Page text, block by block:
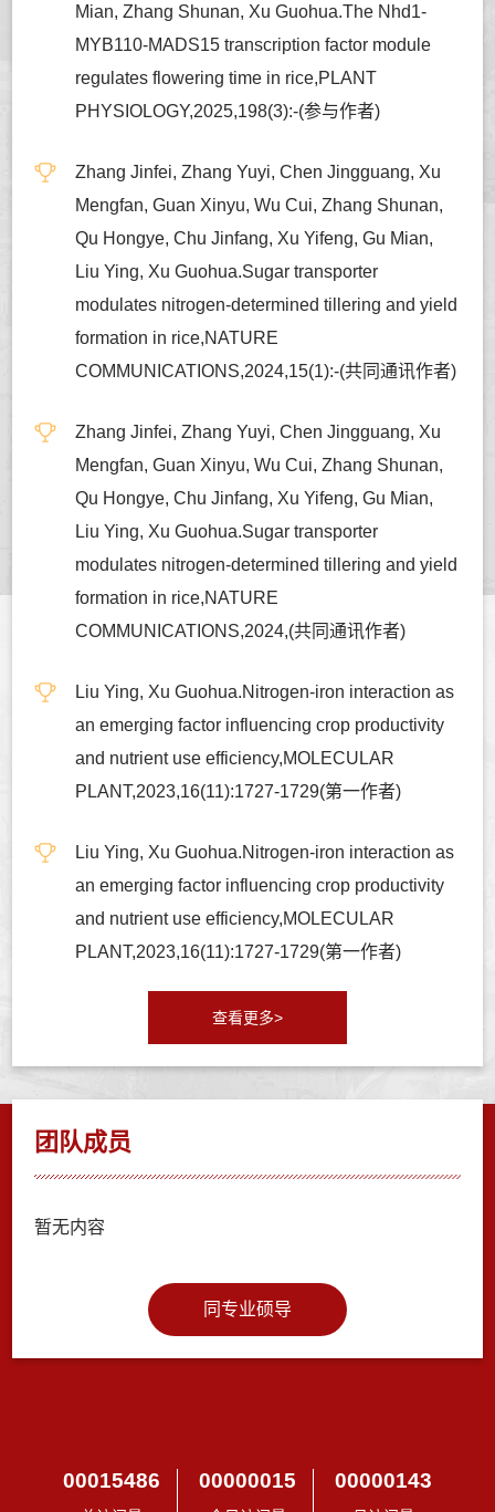
Mian, Zhang Shunan, Xu Guohua.The Nhd1-
MYB110-MADS15 transcription factor module
regulates flowering time in rice,PLANT
PHYSIOLOGY,2025,198(3):-(参与作者)
Zhang Jinfei, Zhang Yuyi, Chen Jingguang, Xu
Mengfan, Guan Xinyu, Wu Cui, Zhang Shunan,
Qu Hongye, Chu Jinfang, Xu Yifeng, Gu Mian,
Liu Ying, Xu Guohua.Sugar transporter
modulates nitrogen-determined tillering and yield
formation in rice,NATURE
COMMUNICATIONS,2024,15(1):-(共同通讯作者)
Zhang Jinfei, Zhang Yuyi, Chen Jingguang, Xu
Mengfan, Guan Xinyu, Wu Cui, Zhang Shunan,
Qu Hongye, Chu Jinfang, Xu Yifeng, Gu Mian,
Liu Ying, Xu Guohua.Sugar transporter
modulates nitrogen-determined tillering and yield
formation in rice,NATURE
COMMUNICATIONS,2024,(共同通讯作者)
Liu Ying, Xu Guohua.Nitrogen-iron interaction as
an emerging factor influencing crop productivity
and nutrient use efficiency,MOLECULAR
PLANT,2023,16(11):1727-1729(第一作者)
Liu Ying, Xu Guohua.Nitrogen-iron interaction as
an emerging factor influencing crop productivity
and nutrient use efficiency,MOLECULAR
PLANT,2023,16(11):1727-1729(第一作者)
查看更多>
团队成员
暂无内容
同专业硕导
00015486 00000015 00000143